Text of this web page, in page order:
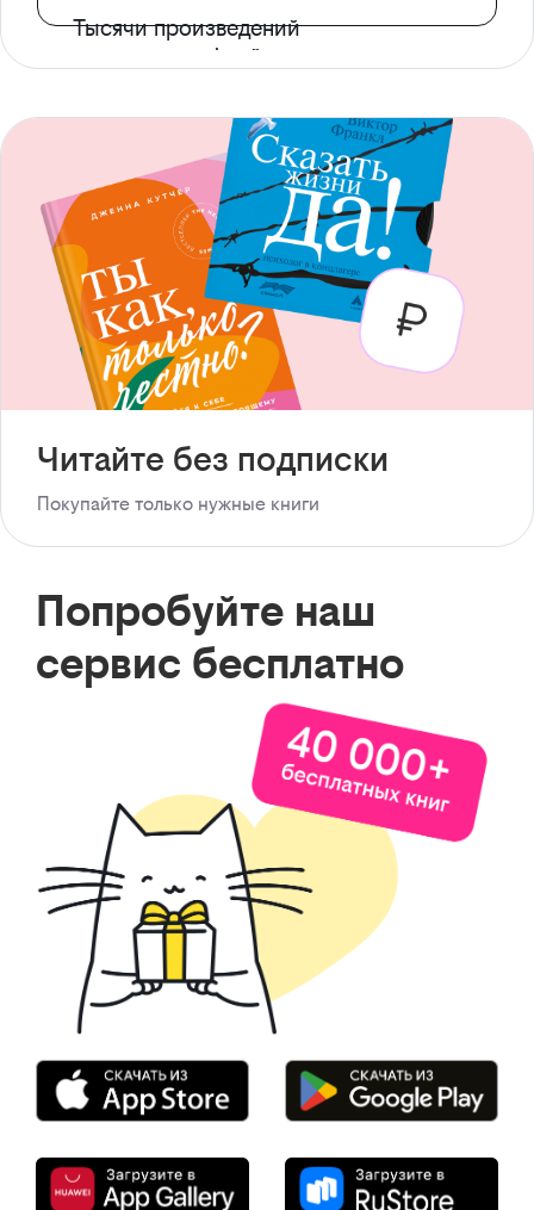
Тысячи произведений
с доступом офлайн
Читайте без подписки
Покупайте только нужные книги
Попробуйте наш
сервис бесплатно